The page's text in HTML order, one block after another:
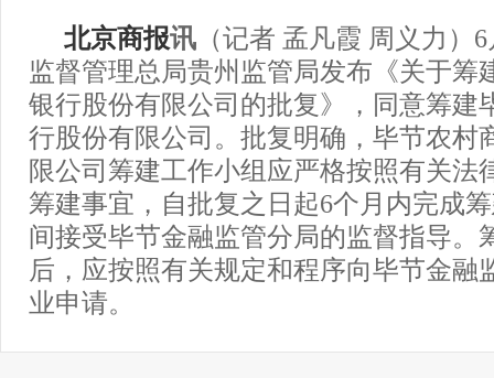
北京商报讯 （记者 孟凡霞 周义力）
监督管理总局贵州监管局发布《关于筹
银行股份有限公司的批复》，同意筹建
行股份有限公司。批复明确，毕节农村
限公司筹建工作小组应严格按照有关法
筹建事宜，自批复之日起6个月内完成
间接受毕节金融监管分局的监督指导。
后，应按照有关规定和程序向毕节金融
业申请。